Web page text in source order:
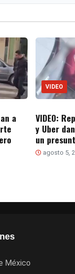
a
VIDEO
VIDEO:
y Uber
un
agosto 5,
México